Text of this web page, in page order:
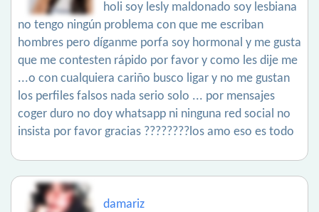
holi soy lesly maldonado soy lesbiana
no tengo ningún problema con que me escriban
hombres pero díganme porfa soy hormonal y me gusta
que me contesten rápido por favor y como les dije me
...o con cualquiera cariño busco ligar y no me gustan
los perfiles falsos nada serio solo ... por mensajes
coger duro no doy whatsapp ni ninguna red social no
insista por favor gracias ????????los amo eso es todo
damariz